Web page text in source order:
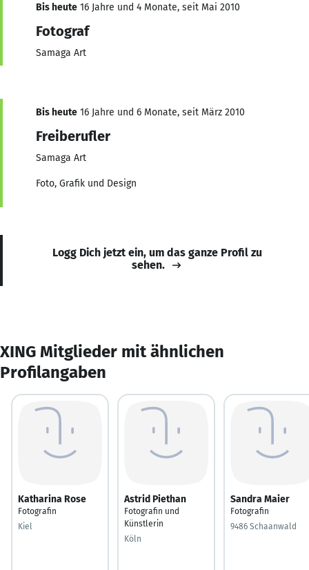
Bis heute 16 Jahre und 4 Monate, seit Mai 2010
Fotograf
Samaga Art
Bis heute 16 Jahre und 6 Monate, seit März 2010
Freiberufler
Samaga Art
Foto, Grafik und Design
Logg Dich jetzt ein, um das ganze Profil zu
sehen.
XING Mitglieder mit ähnlichen
Profilangaben
Katharina Rose
Fotografin
Kiel
Astrid Piethan
Fotografin und
Künstlerin
Köln
Sandra Maier
Fotografin
9486 Schaanwald